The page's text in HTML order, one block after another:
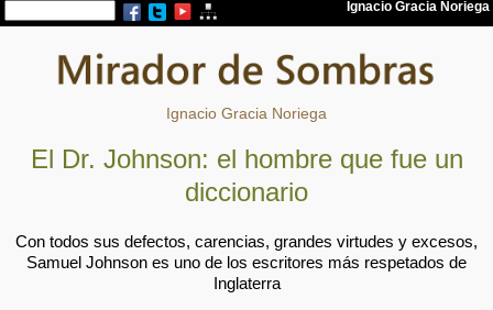
Ignacio Gracia Noriega
El Dr. Johnson: el hombre que fue un
diccionario
Con todos sus defectos, carencias, grandes virtudes y excesos,
Samuel Johnson es uno de los escritores más respetados de
Inglaterra